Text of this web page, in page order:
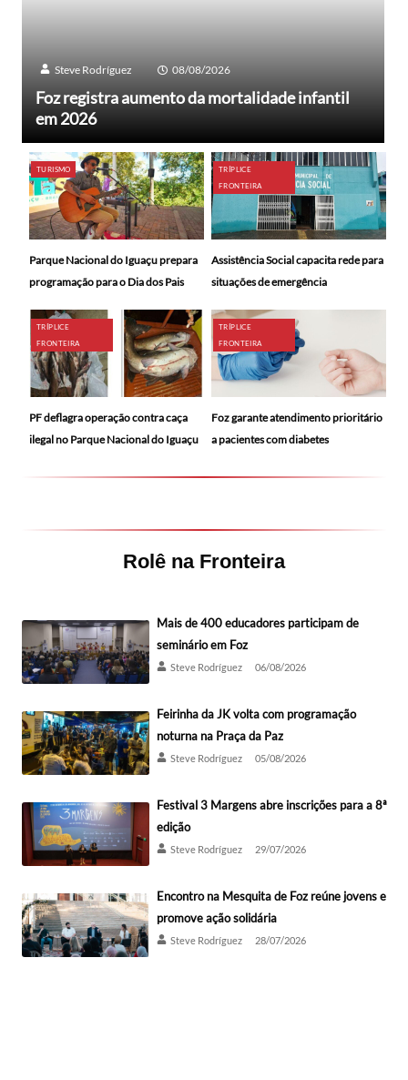
Steve Rodríguez 08/08/2026
Foz registra aumento da mortalidade infantil
em 2026
TURISMO
Parque Nacional do Iguaçu prepara
programação para o Dia dos Pais
TRÍPLICE
FRONTEIRA
Assistência Social capacita rede para
situações de emergência
TRÍPLICE
FRONTEIRA
PF deflagra operação contra caça
ilegal no Parque Nacional do Iguaçu
TRÍPLICE
FRONTEIRA
Foz garante atendimento prioritário
a pacientes com diabetes
Rolê na Fronteira
Mais de 400 educadores participam de
seminário em Foz
Steve Rodríguez 06/08/2026
Feirinha da JK volta com programação
noturna na Praça da Paz
Steve Rodríguez 05/08/2026
Festival 3 Margens abre inscrições para a 8ª
edição
Steve Rodríguez 29/07/2026
Encontro na Mesquita de Foz reúne jovens e
promove ação solidária
Steve Rodríguez 28/07/2026